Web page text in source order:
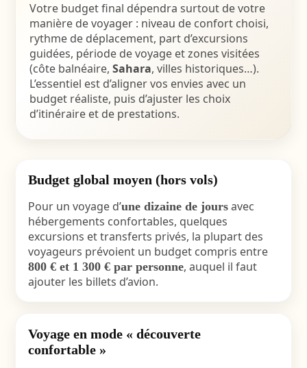
Votre budget final dépendra surtout de votre
manière de voyager : niveau de confort choisi,
rythme de déplacement, part d’excursions
guidées, période de voyage et zones visitées
(côte balnéaire, Sahara, villes historiques…).
L’essentiel est d’aligner vos envies avec un
budget réaliste, puis d’ajuster les choix
d’itinéraire et de prestations.
Budget global moyen (hors vols)
Pour un voyage d’une dizaine de joursavec
hébergements confortables, quelques
excursions et transferts privés, la plupart des
voyageurs prévoient un budget compris entre
800 € et 1 300 € par personne, auquel il faut
ajouter les billets d’avion.
Voyage en mode « découverte
confortable »